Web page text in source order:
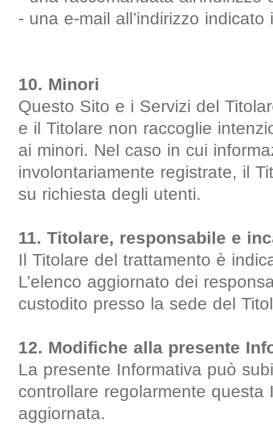
- una e-mail all’indirizzo indicato
10. Minori
Questo Sito e i Servizi del
e il Titolare non raccoglie
ai minori. Nel caso in cui
involontariamente registrate, il
su richiesta degli utenti.
11. Titolare, responsabile e
Il Titolare del trattamento è
L’elenco aggiornato dei
custodito presso la sede del
12. Modifiche alla presente
La presente Informativa può
controllare regolarmente
aggiornata.